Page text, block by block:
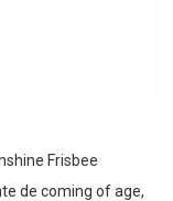
Frisbee
de coming of age,